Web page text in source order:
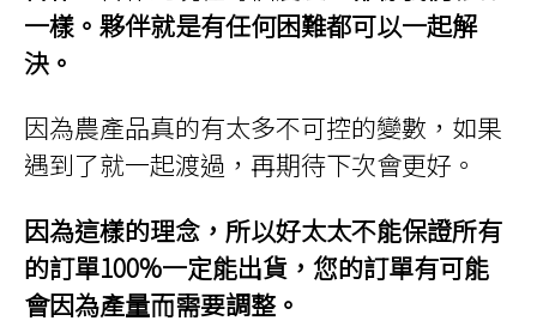
一樣。夥伴就是有任何困難都可以一起解
決。
因為農產品真的有太多不可控的變數，如果
遇到了就一起渡過，再期待下次會更好。
因為這樣的理念，所以好太太不能保證所有
的訂單100%一定能出貨，您的訂單有可能
會因為產量而需要調整。